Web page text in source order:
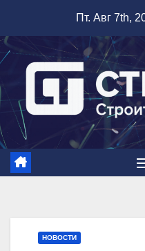
содержимому
Пт. Авг 7th,
НОВОСТИ